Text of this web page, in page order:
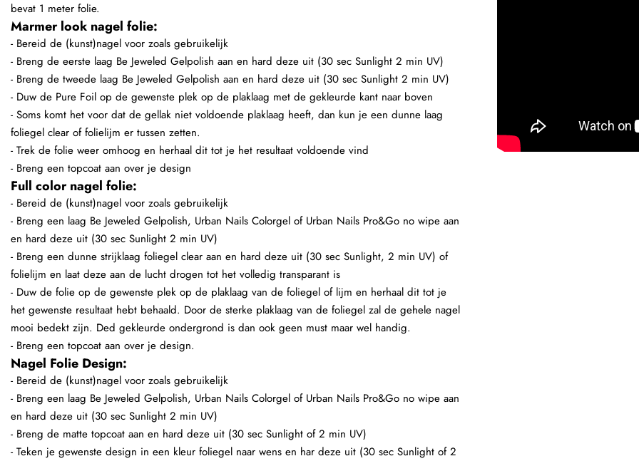
bevat 1 meter folie.
Marmer look nagel folie:
- Bereid de (kunst)nagel voor zoals gebruikelijk
- Breng de eerste laag Be Jeweled Gelpolish aan en hard deze uit (30 sec Sunlight 2 min UV)
- Breng de tweede laag Be Jeweled Gelpolish aan en hard deze uit (30 sec Sunlight 2 min UV)
- Duw de Pure Foil op de gewenste plek op de plaklaag met de gekleurde kant naar boven
- Soms komt het voor dat de gellak niet voldoende plaklaag heeft, dan kun je een dunne laag
foliegel clear of folielijm er tussen zetten.
- Trek de folie weer omhoog en herhaal dit tot je het resultaat voldoende vind
- Breng een topcoat aan over je design
Full color nagel folie:
- Bereid de (kunst)nagel voor zoals gebruikelijk
- Breng een laag Be Jeweled Gelpolish, Urban Nails Colorgel of Urban Nails Pro&Go no wipe aan
en hard deze uit (30 sec Sunlight 2 min UV)
- Breng een dunne strijklaag foliegel clear aan en hard deze uit (30 sec Sunlight, 2 min UV) of
folielijm en laat deze aan de lucht drogen tot het volledig transparant is
- Duw de folie op de gewenste plek op de plaklaag van de foliegel of lijm en herhaal dit tot je
het gewenste resultaat hebt behaald. Door de sterke plaklaag van de foliegel zal de gehele nagel
mooi bedekt zijn. Ded gekleurde ondergrond is dan ook geen must maar wel handig.
- Breng een topcoat aan over je design.
Nagel Folie Design:
- Bereid de (kunst)nagel voor zoals gebruikelijk
- Breng een laag Be Jeweled Gelpolish, Urban Nails Colorgel of Urban Nails Pro&Go no wipe aan
en hard deze uit (30 sec Sunlight 2 min UV)
- Breng de matte topcoat aan en hard deze uit (30 sec Sunlight of 2 min UV)
- Teken je gewenste design in een kleur foliegel naar wens en har deze uit (30 sec Sunlight of 2